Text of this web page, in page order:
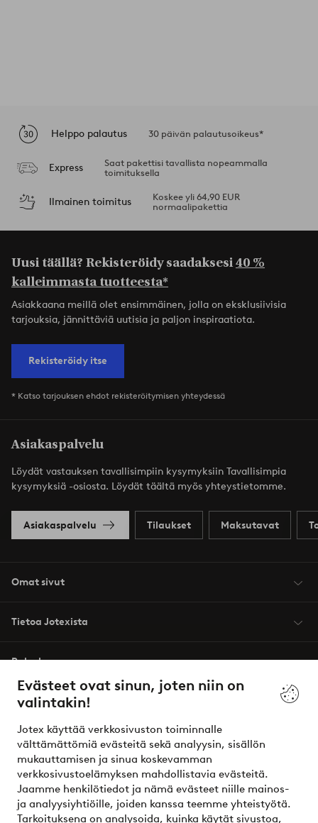
Evästeet ovat sinun, joten niin on
valintakin!
Jotex käyttää verkkosivuston toiminnalle
välttämättömiä evästeitä sekä analyysin, sisällön
mukauttamisen ja sinua koskevamman
verkkosivustoelämyksen mahdollistavia evästeitä.
Jaamme henkilötiedot ja nämä evästeet niille mainos-
ja analyysiyhtiöille, joiden kanssa teemme yhteistyötä.
Tarkoituksena on analysoida, kuinka käytät sivustoa,
Helppo palautus 30 päivän palautusoikeus*
Express
Saat pakettisi tavallista nopeammalla
toimituksella
Ilmainen toimitus
Koskee yli 64,90 EUR
normaalipakettia
Uusi täällä? Rekisteröidy saadaksesi40 %
kalleimmasta tuotteesta*
Asiakkaana meillä olet ensimmäinen, jolla on eksklusiivisia
tarjouksia, jännittäviä uutisia ja paljon inspiraatiota.
Rekisteröidy itse
* Katso tarjouksen ehdot rekisteröitymisen yhteydessä
Asiakaspalvelu
Löydät vastauksen tavallisimpiin kysymyksiin Tavallisimpia
kysymyksiä -osiosta. Löydät täältä myös yhteystietomme.
Asiakaspalvelu Tilaukset Maksutavat
Omat sivut
Tietoa Jotexista
Palvelumme
Ehdot
Ystävät
Turvalliset maksut – maksa nyt tai erissä